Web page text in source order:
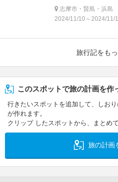
志摩市・賢島・浜島
2024/11/10～2024/11/
旅行記をも
このスポットで旅の計画を作
行きたいスポットを追加して、しお
が作れます。
クリップ したスポットから、まとめ
旅の計画